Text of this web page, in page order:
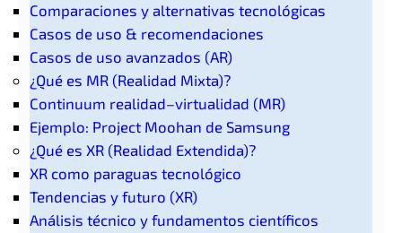
Comparaciones y alternativas tecnológicas
Casos de uso & recomendaciones
Casos de uso avanzados (AR)
¿Qué es MR (Realidad Mixta)?
Continuum realidad–virtualidad (MR)
Ejemplo: Project Moohan de Samsung
¿Qué es XR (Realidad Extendida)?
XR como paraguas tecnológico
Tendencias y futuro (XR)
Análisis técnico y fundamentos científicos